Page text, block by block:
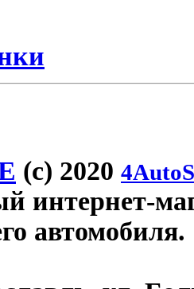
(c) 2020
интернет-
автомобиля.